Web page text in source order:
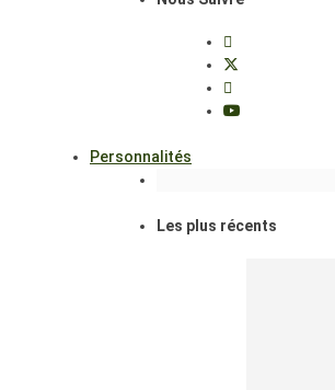
Personnalités
Les plus récents